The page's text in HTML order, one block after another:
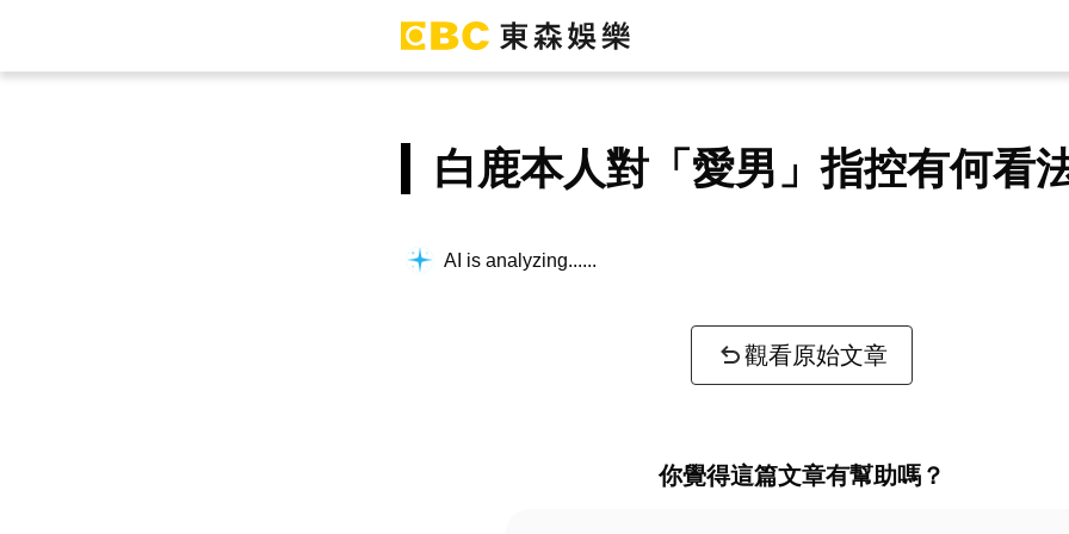
白鹿本人對「愛男」指控有何看
AI is analyzing...
觀看原始文章
你覺得這篇文章有幫助嗎？